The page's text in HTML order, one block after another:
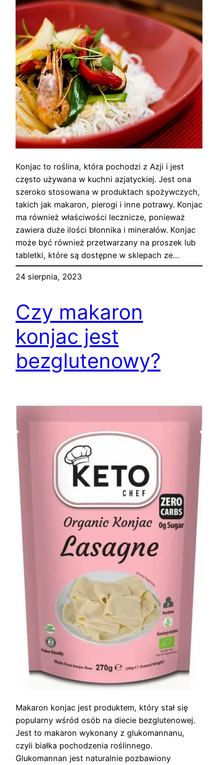
Konjac to roślina, która pochodzi z Azji i jest
często używana w kuchni azjatyckiej. Jest ona
szeroko stosowana w produktach spożywczych,
takich jak makaron, pierogi i inne potrawy. Konjac
ma również właściwości lecznicze, ponieważ
zawiera duże ilości błonnika i minerałów. Konjac
może być również przetwarzany na proszek lub
tabletki, które są dostępne w sklepach ze…
24 sierpnia, 2023
Czy makaron
konjac jest
bezglutenowy?
Makaron konjac jest produktem, który stał się
popularny wśród osób na diecie bezglutenowej.
Jest to makaron wykonany z glukomannanu,
czyli białka pochodzenia roślinnego.
Glukomannan jest naturalnie pozbawiony